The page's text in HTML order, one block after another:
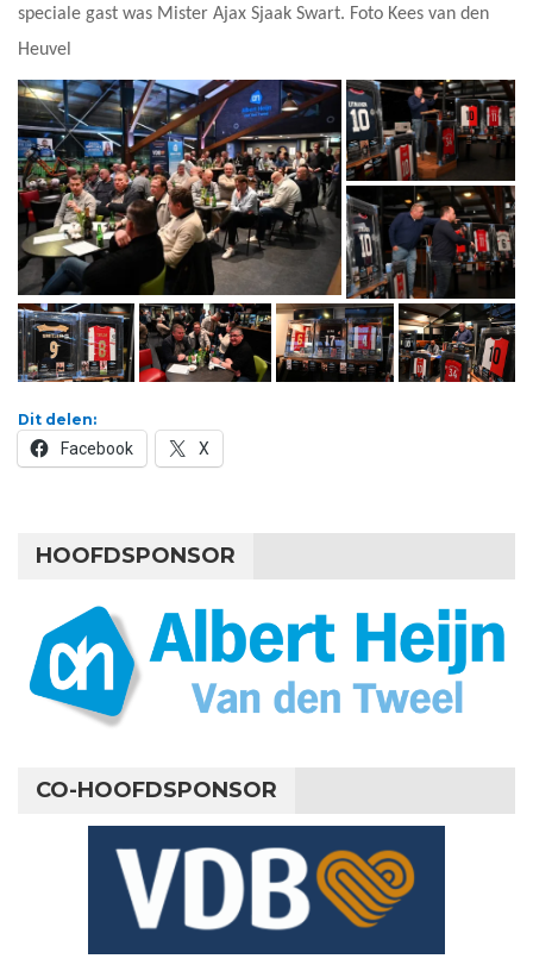
speciale gast was Mister Ajax Sjaak Swart. Foto Kees van den
Heuvel
Dit delen:
Facebook X
HOOFDSPONSOR
CO-HOOFDSPONSOR